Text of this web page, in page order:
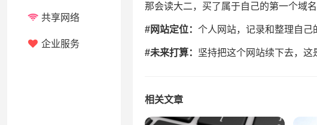
共享网络
企业服务
那会读大二，买了属于自己的第一个域
#网站定位： 个人网站，记录和整理自
#未来打算： 坚持把这个网站续下去，这
相关文章